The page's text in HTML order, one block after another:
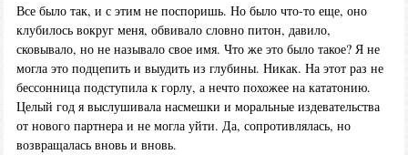
Все было так, и с этим не поспоришь. Но было что-то еще, оно
клубилось вокруг меня, обвивало словно питон, давило,
сковывало, но не называло свое имя. Что же это было такое? Я не
могла это подцепить и выудить из глубины. Никак. На этот раз не
бессонница подступила к горлу, а нечто похожее на кататонию.
Целый год я выслушивала насмешки и моральные издевательства
от нового партнера и не могла уйти. Да, сопротивлялась, но
возвращалась вновь и вновь.